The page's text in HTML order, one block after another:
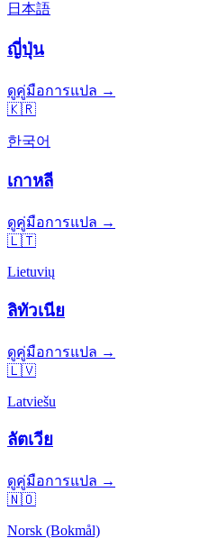
日本語
ญี่ปุ่น
ดูคู่มือการแปล →
🇰🇷
한국어
เกาหลี
ดูคู่มือการแปล →
🇱🇹
Lietuvių
ลิทัวเนีย
ดูคู่มือการแปล →
🇱🇻
Latviešu
ลัตเวีย
ดูคู่มือการแปล →
🇳🇴
Norsk (Bokmål)